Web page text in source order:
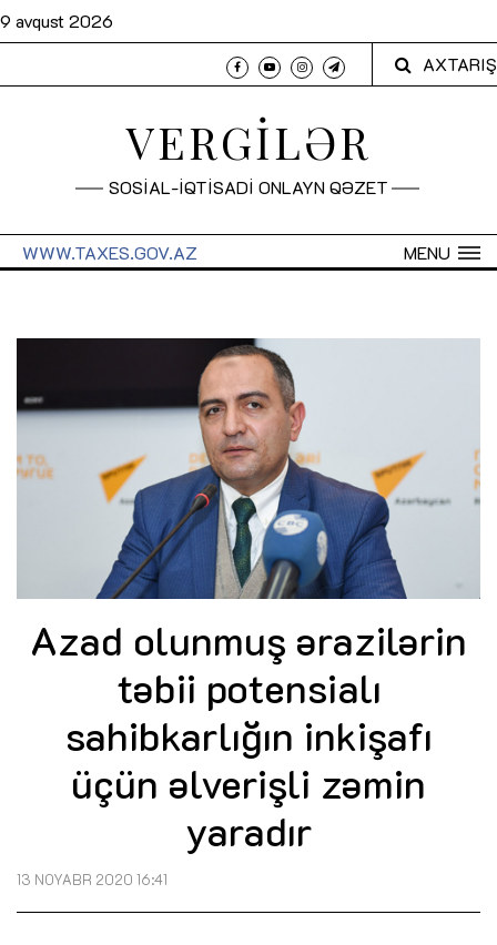
9 avqust 2026
AXTARIŞ
VERGİLƏR
SOSİAL-İQTİSADİ ONLAYN QƏZET
MENU
WWW.TAXES.GOV.AZ
Azad olunmuş ərazilərin
təbii potensialı
sahibkarlığın inkişafı
üçün əlverişli zəmin
yaradır
13 NOYABR 2020 16:41